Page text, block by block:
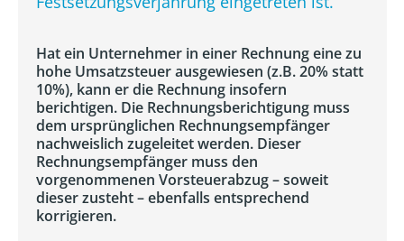
Hat ein Unternehmer in einer Rechnung eine zu
hohe Umsatzsteuer ausgewiesen (z.B. 20% statt
10%), kann er die Rechnung insofern
berichtigen. Die Rechnungsberichtigung muss
dem ursprünglichen Rechnungsempfänger
nachweislich zugeleitet werden. Dieser
Rechnungsempfänger muss den
vorgenommenen Vorsteuerabzug – soweit
dieser zusteht – ebenfalls entsprechend
korrigieren.